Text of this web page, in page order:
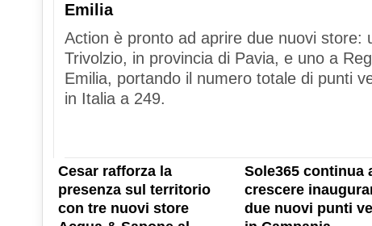
Emilia
Action è pronto ad aprire due nuovi store:
Trivolzio, in provincia di Pavia, e uno a
Emilia, portando il numero totale di punti
in Italia a 249.
Cesar rafforza la
presenza sul territorio
con tre nuovi store
Sole365 continua
crescere
due nuovi punti